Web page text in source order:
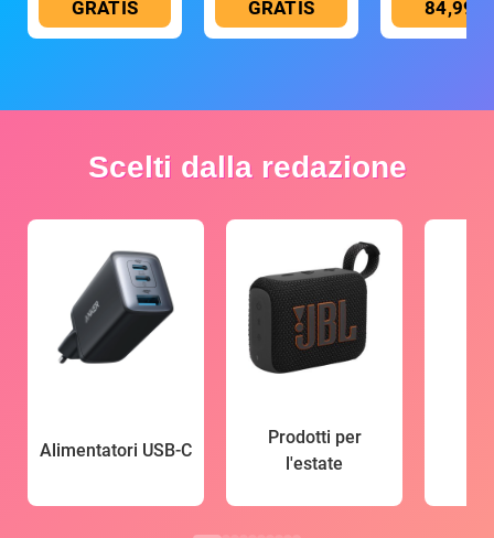
GRATIS GRATIS 84,99 €
Scelti dalla redazione
Alimentatori USB-C
Prodotti per
l'estate